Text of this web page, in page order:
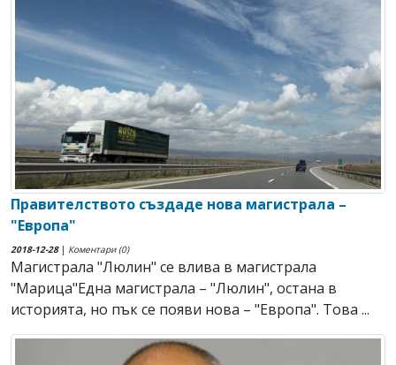
Правителството създаде нова магистрала –
"Европа"
2018-12-28| Коментари (0)
Магистрала "Люлин" се влива в магистрала
"Марица"Една магистрала – "Люлин", остана в
историята, но пък се появи нова – "Европа". Това ...